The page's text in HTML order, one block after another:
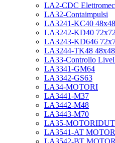
LA2-CDC
LA32-Contaimpulsi
LA3241-KC40 48x48
LA3242-KD40 72x72
LA3243-KD646
LA3244-TK48 48x48
LA33-Controllo
LA3341-GM64
LA3342-GS63
LA34-MOTORI
LA3441-M37
LA3442-M48
LA3443-M70
LA35-
LA3541-AT
LA3542-BT